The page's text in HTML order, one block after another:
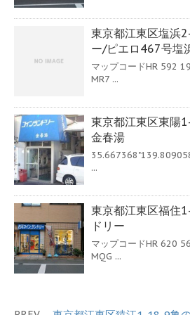
東京都江東区塩浜
ー/ピエロ467号塩
マップコードHR 592
MR7 ...
東京都江東区東陽
金春湯
...
東京都江東区福住
ドリー
マップコードHR 620
MQG ...